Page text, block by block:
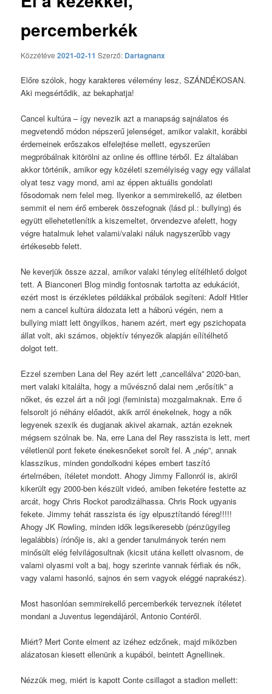
percemberkék
Közzétéve2021-02-11 Szerző: Dartagnanx
Előre szólok, hogy karakteres vélemény lesz, SZÁNDÉKOSAN.
Aki megsértődik, az bekaphatja!
Cancel kultúra – így nevezik azt a manapság sajnálatos és
megvetendő módon népszerű jelenséget, amikor valakit, korábbi
érdemeinek erőszakos elfelejtése mellett, egyszerűen
megpróbálnak kitörölni az online és offline térből. Ez általában
akkor történik, amikor egy közéleti személyiség vagy egy vállalat
olyat tesz vagy mond, ami az éppen aktuális gondolati
fősodornak nem felel meg. Ilyenkor a semmirekellő, az életben
semmit el nem érő emberek összefognak (lásd pl.: bullying) és
együtt ellehetetlenítik a kiszemeltet, örvendezve afelett, hogy
végre hatalmuk lehet valami/valaki náluk nagyszerűbb vagy
értékesebb felett.
Ne keverjük össze azzal, amikor valaki tényleg elítélhlető dolgot
tett. A Bianconeri Blog mindig fontosnak tartotta az edukációt,
ezért most is érzékletes példákkal próbálok segíteni: Adolf Hitler
nem a cancel kultúra áldozata lett a háború végén, nem a
bullying miatt lett öngyilkos, hanem azért, mert egy pszichopata
állat volt, aki számos, objektív tényezők alapján eílítélhető
dolgot tett.
Ezzel szemben Lana del Rey azért lett „cancellálva” 2020-ban,
mert valaki kitalálta, hogy a művésznő dalai nem „erősítik” a
nőket, és ezzel árt a női jogi (feminista) mozgalmaknak. Erre ő
felsorolt jó néhány előadót, akik arról énekelnek, hogy a nők
legyenek szexik és dugjanak akivel akarnak, aztán ezeknek
mégsem szólnak be. Na, erre Lana del Rey rasszista is lett, mert
véletlenül pont fekete énekesnőeket sorolt fel. A „nép”, annak
klasszikus, minden gondolkodni képes embert taszító
értelmében, ítéletet mondott. Ahogy Jimmy Fallonról is, akiről
kikerült egy 2000-ben készült videó, amiben feketére festette az
arcát, hogy Chris Rockot parodizálhassa. Chris Rock ugyanis
fekete. Jimmy tehát rasszista és így elpusztítandó féreg!!!!!
Ahogy JK Rowling, minden idők legsikeresebb (pénzügyileg
legalábbis) írónője is, aki a gender tanulmányok terén nem
minősült elég felvilágosultnak (kicsit utána kellett olvasnom, de
valami olyasmi volt a baj, hogy szerinte vannak férfiak és nők,
vagy valami hasonló, sajnos én sem vagyok eléggé naprakész).
Most hasonlóan semmirekellő percemberkék terveznek ítéletet
mondani a Juventus legendájáról, Antonio Contéről.
Miért? Mert Conte elment az izéhez edzőnek, majd miközben
alázatosan kiesett ellenünk a kupából, beintett Agnellinek.
Nézzük meg, miért is kapott Conte csillagot a stadion mellett: